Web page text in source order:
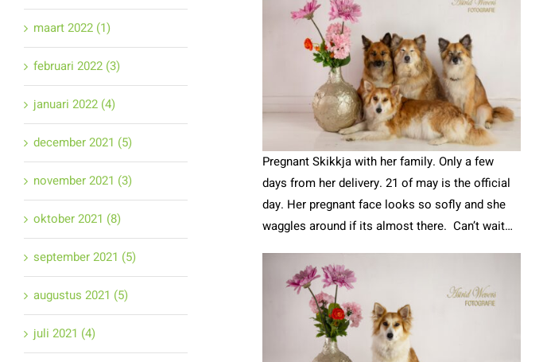
maart 2022 (1)
februari 2022 (3)
januari 2022 (4)
december 2021 (5)
november 2021 (3)
oktober 2021 (8)
september 2021 (5)
augustus 2021 (5)
juli 2021 (4)
Pregnant Skikkja with her family. Only a few
days from her delivery. 21 of may is the official
day. Her pregnant face looks so sofly and she
waggles around if its almost there. Can’t wait…